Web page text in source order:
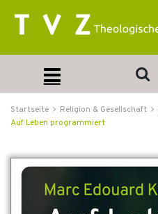
Startseite Religion & Gesellschaft
Auf Leben programmiert